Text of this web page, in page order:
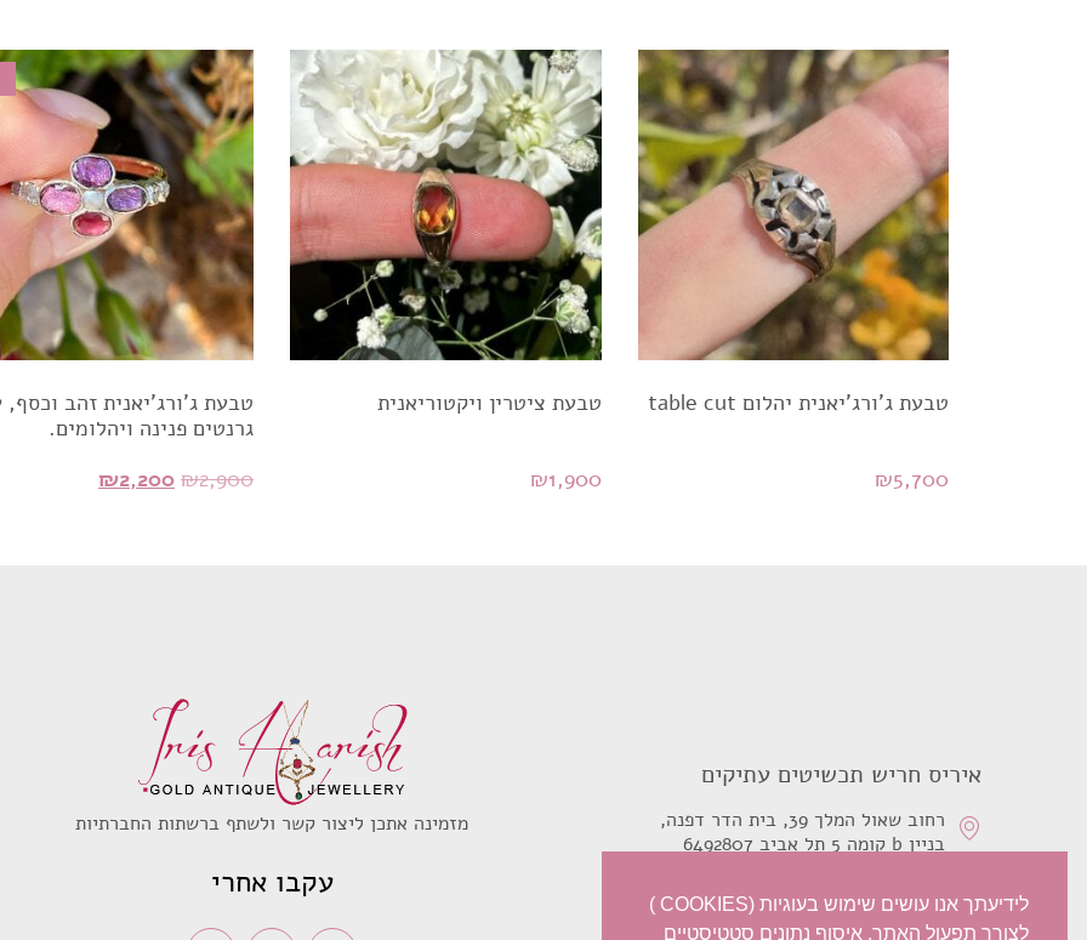
טבעת ג'ורג'יאנית יהלום table cut
₪5,700
טבעת ציטרין ויקטוריאנית
₪1,900
גרנטים פנינה ויהלומים.
₪2,900
המחיר₪2,200
המחיר
איריס חריש תכשיטים עתיקים
רחוב שאול המלך 39, בית הדר דפנה,
בניין b קומה 5 תל אביב 6492807
0526210468
מזמינה אתכן ליצור קשר ולשתף ברשתות החברתיות
עקבו אחרי
לידיעתך אנו עושים שימוש בעוגיות (COOKIES )
לצורך תפעול האתר, איסוף נתונים סטטיסטיים